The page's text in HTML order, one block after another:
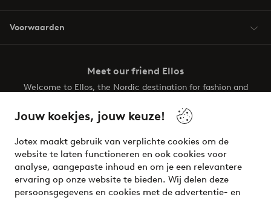
Jouw koekjes, jouw keuze!
Jotex maakt gebruik van verplichte cookies om de
website te laten functioneren en ook cookies voor
analyse, aangepaste inhoud en om je een relevantere
ervaring op onze website te bieden. Wij delen deze
persoonsgegevens en cookies met de advertentie- en
Voorwaarden
Meet our friend Ellos
Welcome to Ellos, the Nordic destination for fashion and
your wardrobe. Your next inspiring look is here!